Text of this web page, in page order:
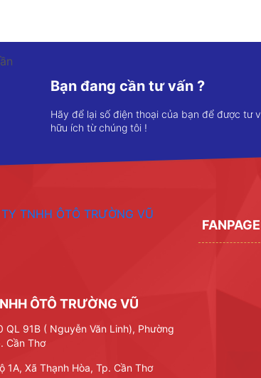
Bạn đang cần tư vấn ?
Hãy để lại số điện thoại của bạn để được tư
hữu ích từ chúng tôi !
ÔTÔ TRƯỜNG VŨ
QL 91B ( Nguyễn Văn Linh), Phường
Cần Thơ
1A, Xã Thạnh Hòa, Tp. Cần Thơ
FANPAGE